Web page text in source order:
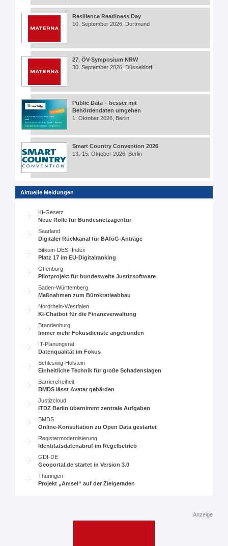
Resilience Readiness Day
10. September 2026, Dortmund
27. ÖV-Symposium NRW
30. September 2026, Düsseldorf
Public Data – besser mit
Behördendaten umgehen
1. Oktober 2026, Berlin
Smart Country Convention 2026
13.-15. Oktober 2026, Berlin
Aktuelle Meldungen
KI-Gesetz
Neue Rolle für Bundesnetzagentur
Saarland
Digitaler Rückkanal für BAföG-Anträge
Bitkom-DESI-Index
Platz 17 im EU-Digitalranking
Offenburg
Pilotprojekt für bundesweite Justizsoftware
Baden-Württemberg
Maßnahmen zum Bürokratieabbau
Nordrhein-Westfalen
KI-Chatbot für die Finanzverwaltung
Brandenburg
Immer mehr Fokusdienste angebunden
IT-Planungsrat
Datenqualität im Fokus
Schleswig-Holstein
Einheitliche Technik für große Schadenslagen
Barrierefreiheit
BMDS lässt Avatar gebärden
Justizcloud
ITDZ Berlin übernimmt zentrale Aufgaben
BMDS
Online-Konsultation zu Open Data gestartet
Registermodernisierung
Identitätsdatenabruf im Regelbetrieb
GDI-DE
Geoportal.de startet in Version 3.0
Thüringen
Projekt „Amsel“ auf der Zielgeraden
Anzeige